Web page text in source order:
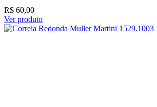
R$ 60,00
Ver produto